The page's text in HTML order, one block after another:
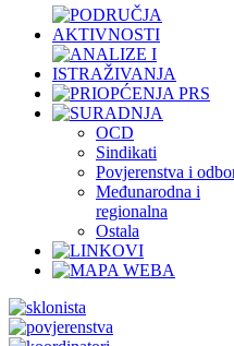
OCD
Sindikati
Povjerenstva i
Međunarodna i
regionalna
Ostala